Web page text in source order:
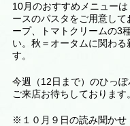
10月のおすすめメニュー
ースのパスタをご用意し
ープ、トマトクリームの3
い。秋＝オータムに関わ
す。
今週（12日まで）のひっ
ご来店お待ちしております
※１０月９日の読み聞かせ